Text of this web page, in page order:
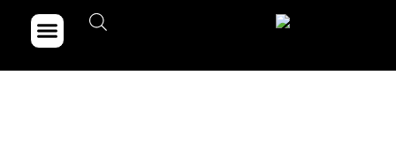
contenido
Menu